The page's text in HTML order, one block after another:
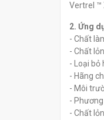
Vertrel ™
2. Ứng
- Chất
- Chất
- Loại bỏ
- Hãng
- Môi
-
- Chất